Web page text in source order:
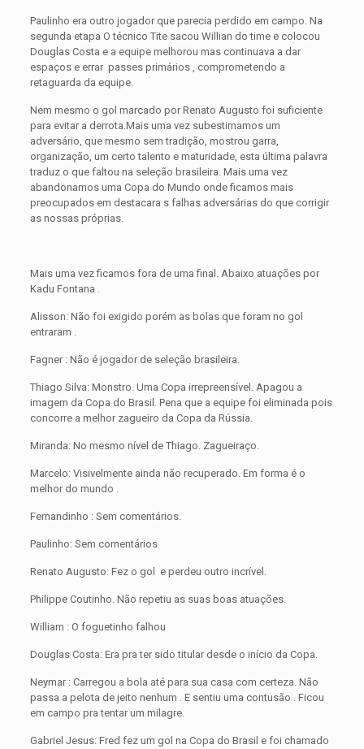
Paulinho era outro jogador que parecia perdido em campo. Na
segunda etapa O técnico Tite sacou Willian do time e colocou
Douglas Costa e a equipe melhorou mas continuava a dar
espaços e errar passes primários , comprometendo a
retaguarda da equipe.
Nem mesmo o gol marcado por Renato Augusto foi suficiente
para evitar a derrota.Mais uma vez subestimamos um
adversário, que mesmo sem tradição, mostrou garra,
organização, um certo talento e maturidade, esta última palavra
traduz o que faltou na seleção brasileira. Mais uma vez
abandonamos uma Copa do Mundo onde ficamos mais
preocupados em destacara s falhas adversárias do que corrigir
as nossas próprias.
Mais uma vez ficamos fora de uma final. Abaixo atuações por
Kadu Fontana .
Alisson: Não foi exigido porém as bolas que foram no gol
entraram .
Fagner : Não é jogador de seleção brasileira.
Thiago Silva: Monstro. Uma Copa irrepreensível. Apagou a
imagem da Copa do Brasil. Pena que a equipe foi eliminada pois
concorre a melhor zagueiro da Copa da Rússia.
Miranda: No mesmo nível de Thiago. Zagueiraço.
Marcelo: Visivelmente ainda não recuperado. Em forma é o
melhor do mundo .
Fernandinho : Sem comentários.
Paulinho: Sem comentários
Renato Augusto: Fez o gol e perdeu outro incrível.
Philippe Coutinho. Não repetiu as suas boas atuações.
William : O foguetinho falhou
Douglas Costa: Era pra ter sido titular desde o início da Copa.
Neymar : Carregou a bola até para sua casa com certeza. Não
passa a pelota de jeito nenhum . E sentiu uma contusão . Ficou
em campo pra tentar um milagre.
Gabriel Jesus: Fred fez um gol na Copa do Brasil e foi chamado